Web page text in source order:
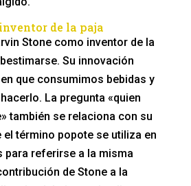
de la paja
Stone como inventor de la
Su innovación
que consumimos bebidas y
La pregunta «quien
también se relaciona con su
el término popote se utiliza en
para referirse a la misma
de Stone a la